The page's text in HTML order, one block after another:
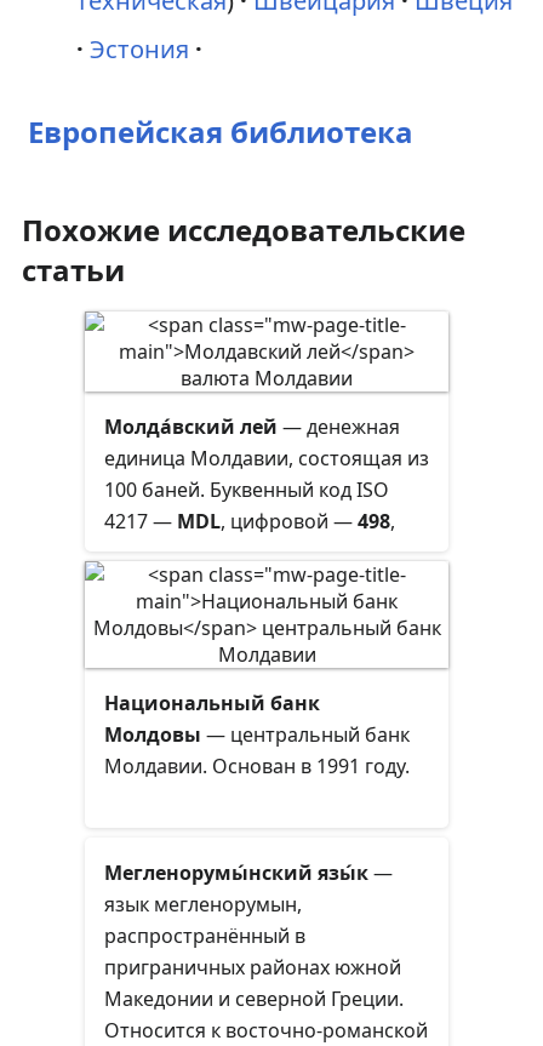
Эстония
Европейская библиотека
Похожие исследовательские
статьи
Молда́вский лей — денежная
единица Молдавии, состоящая из
100 баней. Буквенный код ISO
4217 — MDL, цифровой —498,
Национальный банк
Молдовы — центральный банк
Молдавии. Основан в 1991 году.
Мегленорумы́нский язы́к—
язык мегленорумын,
распространённый в
приграничных районах южной
Македонии и северной Греции.
Относится к восточно-романской